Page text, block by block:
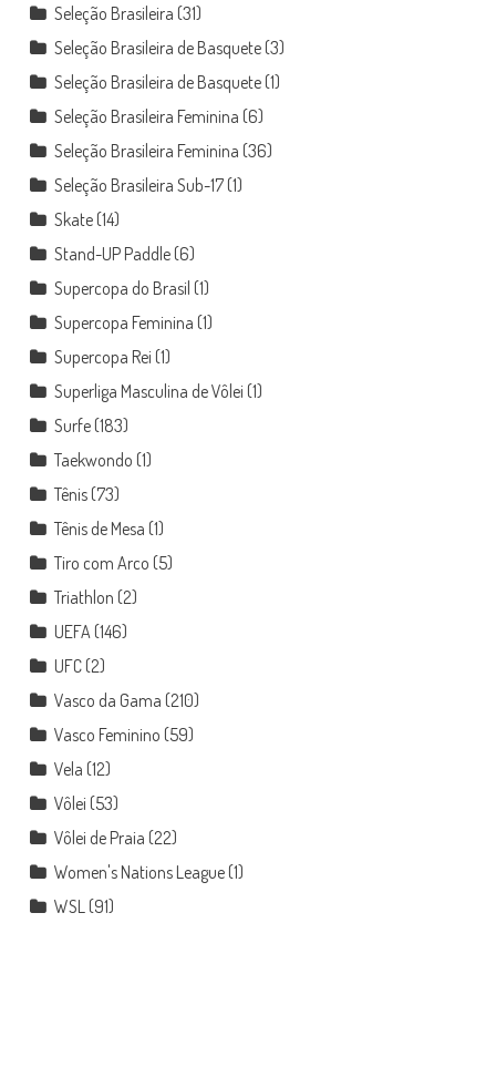
Seleção Brasileira (31)
Seleção Brasileira de Basquete(3)
Seleção Brasileira de Basquete(1)
Seleção Brasileira Feminina (6)
Seleção Brasileira Feminina (36)
Seleção Brasileira Sub-17(1)
Skate(14)
Stand-UP Paddle(6)
Supercopa do Brasil (1)
Supercopa Feminina (1)
Supercopa Rei (1)
Superliga Masculina de Vôlei (1)
Surfe(183)
Taekwondo (1)
Tênis(73)
Tênis de Mesa (1)
Tiro com Arco (5)
Triathlon (2)
UEFA (146)
UFC(2)
Vasco da Gama (210)
Vasco Feminino (59)
Vela (12)
Vôlei (53)
Vôlei de Praia (22)
Women's Nations League(1)
WSL (91)